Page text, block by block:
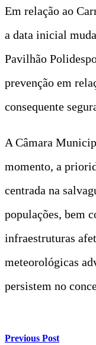
Em relação ao
a data inicial
Pavilhão
prevenção em
consequente
A Câmara
momento, a
centrada na
populações, bem
infraestruturas
meteorológicas
persistem no
Previous Post